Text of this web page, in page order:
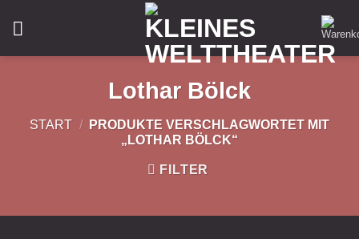
Lothar Bölck
START /
PRODUKTE VERSCHLAGWORTET MIT
„LOTHAR BÖLCK“
FILTER